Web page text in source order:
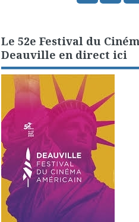
Le 52e Festival du
Deauville en direct ici